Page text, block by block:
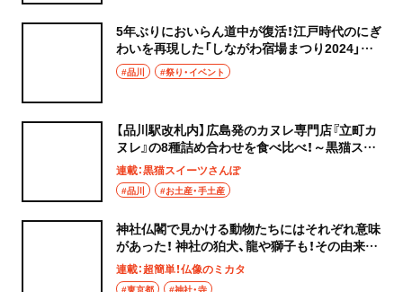
5年ぶりにおいらん道中が復活！江戸時代のにぎ
わいを再現した「しながわ宿場まつり2024」が9
月28・29日に開催
#品川 #祭り・イベント
【品川駅改札内】広島発のカヌレ専門店『立町カ
ヌレ』の8種詰め合わせを食べ比べ！～黒猫スイ
ーツ散歩 手土産編～
連載：黒猫スイーツさんぽ
#品川 #お土産・手土産
神社仏閣で見かける動物たちにはそれぞれ意味
があった！ 神社の狛犬、龍や獅子も！その由来を
徹底解説！【伝説上の動物編】
連載：超簡単！仏像のミカタ
#東京都 #神社・寺